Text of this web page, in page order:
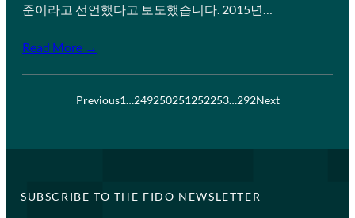
준이라고 선언했다고 보도했습니다. 2015년…
Read More →
Previous1…249250251252253…292Next
SUBSCRIBE TO THE FIDO NEWSLETTER